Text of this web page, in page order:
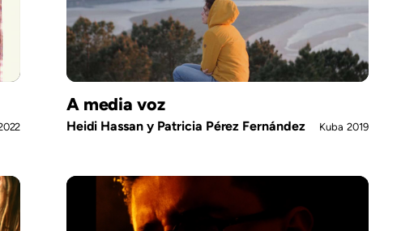
A media voz
Heidi Hassan y Patricia Pérez Fernández Kuba 2019